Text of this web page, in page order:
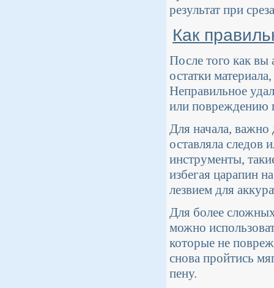
результат при
Как
После того как вы
остатки
Неправильное
или повреждению
Для начала, важно
оставляла следов
инструменты,
избегая царапин
лезвием для
Для более
можно
которые не
снова пройтись
пену.